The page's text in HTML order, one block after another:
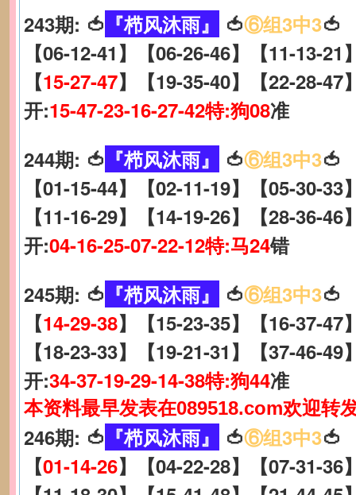
243期: 🍅 『栉风沐雨』 🍅⑥组3中3🍅
【06-12-41】【06-26-46】【11-13-21
【15-27-47】【19-35-40】【22-28-47
开:15-47-23-16-27-42特:狗08准
244期: 🍅 『栉风沐雨』 🍅⑥组3中3🍅
【01-15-44】【02-11-19】【05-30-33
【11-16-29】【14-19-26】【28-36-46
开:04-16-25-07-22-12特:马24错
245期: 🍅 『栉风沐雨』 🍅⑥组3中3🍅
【14-29-38】【15-23-35】【16-37-47
【18-23-33】【19-21-31】【37-46-49
开:34-37-19-29-14-38特:狗44准
本资料最早发表在089518.com欢迎转
246期: 🍅 『栉风沐雨』 🍅⑥组3中3🍅
【01-14-26】【04-22-28】【07-31-36